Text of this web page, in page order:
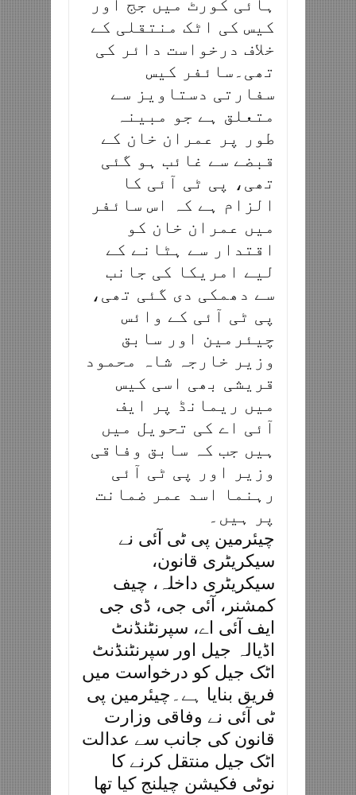
ہائی کورٹ میں جج اور
کیس کی اٹک منتقلی کے
خلاف درخواست دائر کی
تھی۔سائفر کیس
سفارتی دستاویز سے
متعلق ہے جو مبینہ
طور پر عمران خان کے
قبضے سے غائب ہو گئی
تھی، پی ٹی آئی کا
الزام ہے کہ اس سائفر
میں عمران خان کو
اقتدار سے ہٹانے کے
لیے امریکا کی جانب
سے دھمکی دی گئی تھی،
پی ٹی آئی کے وائس
چیئرمین اور سابق
وزیر خارجہ شاہ محمود
قریشی بھی اسی کیس
میں ریمانڈ پر ایف
آئی اے کی تحویل میں
ہیں جب کہ سابق وفاقی
وزیر اور پی ٹی آئی
رہنما اسد عمر ضمانت
پر ہیں۔
چیئرمین پی ٹی آئی نے
سیکریٹری قانون،
سیکریٹری داخلہ، چیف
کمشنر، آئی جی، ڈی جی
ایف آئی اے، سپرنٹنڈنٹ
اڈیالہ جیل اور سپرنٹنڈنٹ
اٹک جیل کو درخواست میں
فریق بنایا ہے۔چیئرمین پی
ٹی آئی نے وفاقی وزارت
قانون کی جانب سے عدالت
اٹک جیل منتقل کرنے کا
نوٹی فکیشن چیلنج کیا تھا